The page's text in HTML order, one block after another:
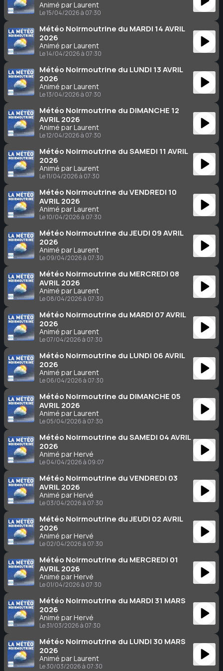
Animé par Laurent
Le 15/04/2026 à 07:30
Météo Noirmoutrine du MARDI 14 AVRIL
2026
Animé par Laurent
Le 14/04/2026 à 07:30
Météo Noirmoutrine du LUNDI 13 AVRIL
2026
Animé par Laurent
Le 13/04/2026 à 07:30
Météo Noirmoutrine du DIMANCHE 12
AVRIL 2026
Animé par Laurent
Le 12/04/2026 à 07:30
Météo Noirmoutrine du SAMEDI 11 AVRIL
2026
Animé par Laurent
Le 11/04/2026 à 07:30
Météo Noirmoutrine du VENDREDI 10
AVRIL 2026
Animé par Laurent
Le 10/04/2026 à 07:30
Météo Noirmoutrine du JEUDI 09 AVRIL
2026
Animé par Laurent
Le 09/04/2026 à 07:30
Météo Noirmoutrine du MERCREDI 08
AVRIL 2026
Animé par Laurent
Le 08/04/2026 à 07:30
Météo Noirmoutrine du MARDI 07 AVRIL
2026
Animé par Laurent
Le 07/04/2026 à 07:30
Météo Noirmoutrine du LUNDI 06 AVRIL
2026
Animé par Laurent
Le 06/04/2026 à 07:30
Météo Noirmoutrine du DIMANCHE 05
AVRIL 2026
Animé par Laurent
Le 05/04/2026 à 07:30
Météo Noirmoutrine du SAMEDI 04 AVRIL
2026
Animé par Hervé
Le 04/04/2026 à 09:07
Météo Noirmoutrine du VENDREDI 03
AVRIL 2026
Animé par Hervé
Le 03/04/2026 à 07:30
Météo Noirmoutrine du JEUDI 02 AVRIL
2026
Animé par Hervé
Le 02/04/2026 à 07:30
Météo Noirmoutrine du MERCREDI 01
AVRIL 2026
Animé par Hervé
Le 01/04/2026 à 07:30
Météo Noirmoutrine du MARDI 31 MARS
2026
Animé par Hervé
Le 31/03/2026 à 07:30
Météo Noirmoutrine du LUNDI 30 MARS
2026
Animé par Laurent
Le 30/03/2026 à 07:30